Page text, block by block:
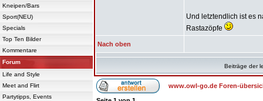
Kneipen/Bars
Sport(NEU)
Specials
Top Ten Bilder
Kommentare
Forum
Life and Style
Meet and Flirt
Partytipps, Events
Und letztendlich ist es
Rastazöpfe
Nach oben
Beiträge der
www.owl-go.de Foren-